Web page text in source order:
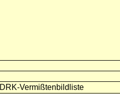
DRK-Vermißtenbildliste